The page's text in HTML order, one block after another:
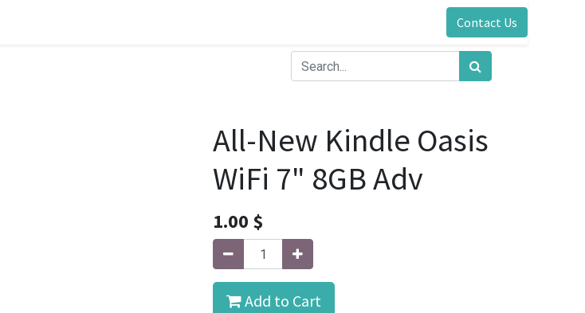
Contact Us
All-New Kindle Oasis
WiFi 7" 8GB Adv
1.00 $
Add to Cart